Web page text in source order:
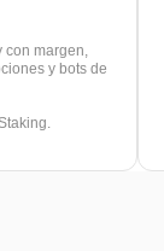
con margen,
y bots de